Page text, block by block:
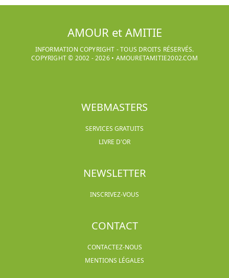
AMOUR et AMITIE
INFORMATION COPYRIGHT - TOUS DROITS RÉSERVÉS.
COPYRIGHT © 2002 -2026• AMOURETAMITIE2002.COM
WEBMASTERS
SERVICES GRATUITS
LIVRE D'OR
NEWSLETTER
INSCRIVEZ-VOUS
CONTACT
CONTACTEZ-NOUS
MENTIONS LÉGALES